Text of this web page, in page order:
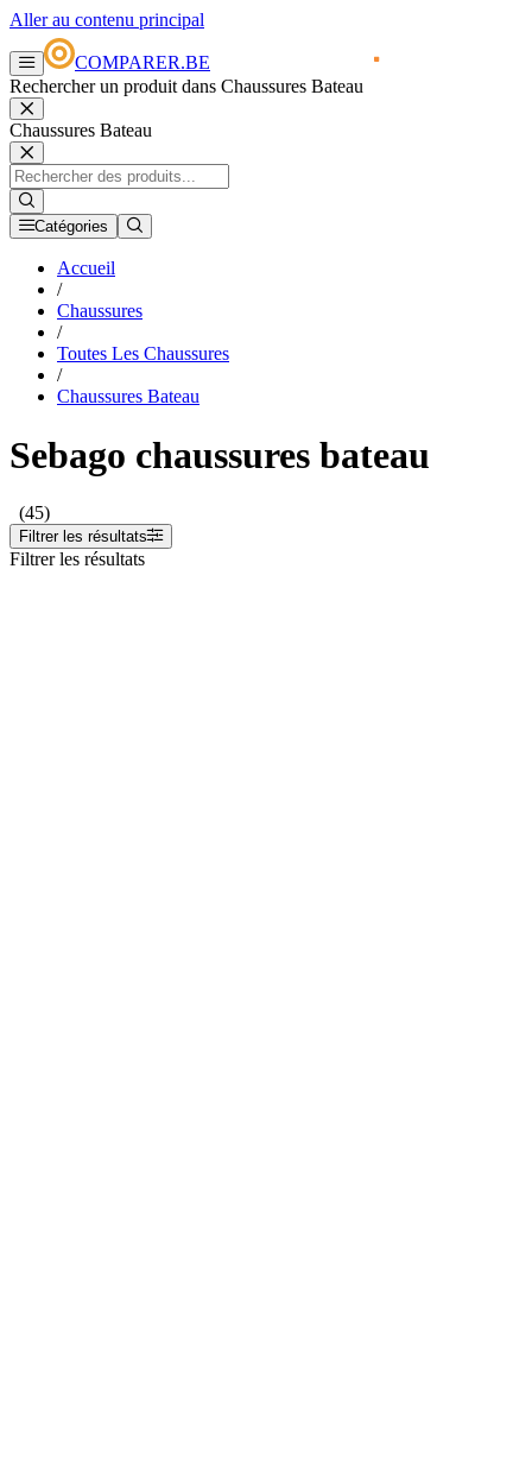
Aller au contenu principal
COMPARER.BE
Rechercher un produit dans Chaussures Bateau
Chaussures Bateau
Catégories
Accueil
/
Chaussures
/
Toutes Les Chaussures
/
Chaussures Bateau
Sebago chaussures bateau
(45)
Filtrer les résultats
Filtrer les résultats